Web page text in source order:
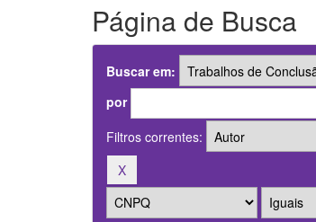
Página de Busca
Buscar em:
por
Filtros correntes: